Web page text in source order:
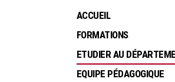
ACCUEIL
FORMATIONS
ETUDIER AU
EQUIPE PÉDAGOGIQUE